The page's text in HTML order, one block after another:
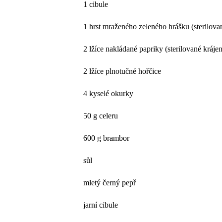
1 cibule
1 hrst mraženého zeleného hrášku
2 lžíce nakládané papriky (sterilované
2 lžíce plnotučné hořčice
4 kyselé okurky
50 g celeru
600 g brambor
sůl
mletý černý pepř
jarní cibule